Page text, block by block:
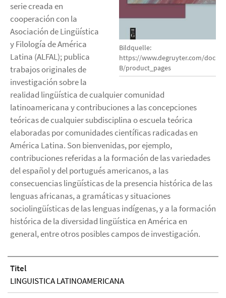
Bildquelle:
https://www.degruyter.com/
B/product_pages
serie creada en
cooperación con la
Asociación de Lingüística
y Filología de América
Latina (ALFAL); publica
trabajos originales de
investigación sobre la
realidad lingüística de cualquier comunidad
latinoamericana y contribuciones a las concepciones
teóricas de cualquier subdisciplina o escuela teórica
elaboradas por comunidades científicas radicadas en
América Latina. Son bienvenidas, por ejemplo,
contribuciones referidas a la formación de las variedades
del español y del portugués americanos, a las
consecuencias lingüísticas de la presencia histórica de las
lenguas africanas, a gramáticas y situaciones
sociolingüísticas de las lenguas indígenas, y a la formación
histórica de la diversidad lingüística en América en
general, entre otros posibles campos de investigación.
Titel
LINGUISTICA LATINOAMERICANA